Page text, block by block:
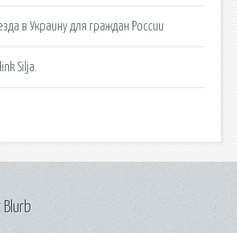
в Украину для граждан России
Silja.